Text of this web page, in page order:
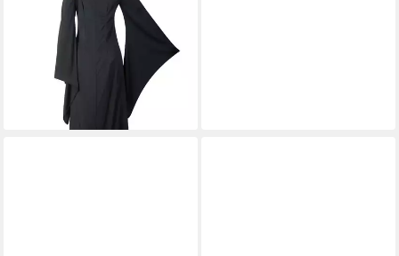
Vampir-Kostüm Mortina
Vampirin Hexen Kleid
Schwarz Halloween Karneval
Fasching Party
lieferbar - in 5-6 Werktagen bei dir